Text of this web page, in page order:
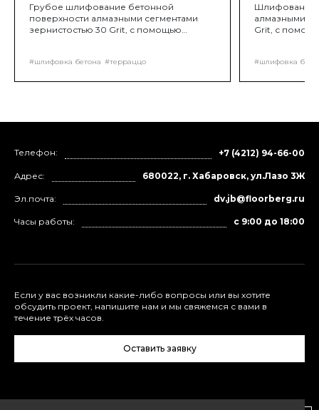
Грубое шлифование бетонной
поверхности алмазными сегментами
зернистостью 30 Grit, с помощью
промышленного пылесоса, до
#шлифовка бетона #терраццо
Шлифование
алмазными
Grit, с
пылесоса, до
#шлифовка
Телефон: +7 (4212) 94-66-00
Адрес: 680022, г. Хабаровск, ул.Лазо 3Ж
Эл.почта: dv.jb@floorberg.ru
Часы работы: с 9:00 до 18:00
Если у вас возникли какие-либо вопросы или вы хотите
обсудить проект, напишите нам и мы свяжемся с вами в
течение трёх часов.
Оставить заявку